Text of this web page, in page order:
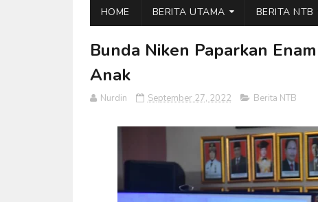
HOME BERITA UTAMA BERITA NTB
Bunda Niken Paparkan
Anak
Nurdin September 27, 2022 Berita NTB